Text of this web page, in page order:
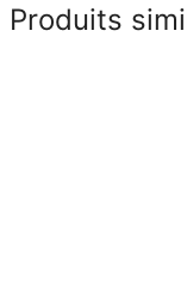
Produits